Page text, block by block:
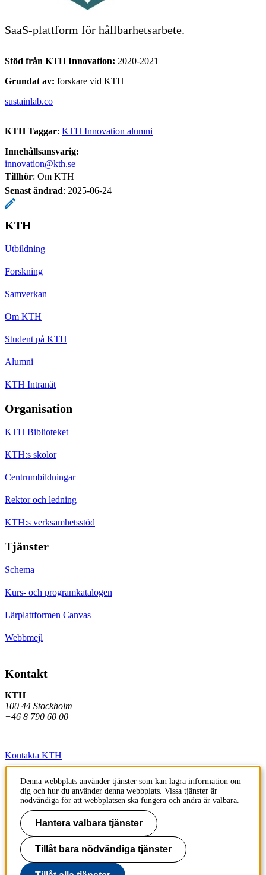
SaaS-plattform för hållbarhetsarbete.
Stöd från KTH Innovation: 2020-2021
Grundat av: forskare vid KTH
sustainlab.co
KTH Taggar: KTH Innovation alumni
Innehållsansvarig:
innovation@kth.se
Tillhör: Om KTH
Senast ändrad: 2025-06-24
KTH
Utbildning
Forskning
Samverkan
Om KTH
Student på KTH
Alumni
KTH Intranät
Organisation
KTH Biblioteket
KTH:s skolor
Centrumbildningar
Rektor och ledning
KTH:s verksamhetsstöd
Tjänster
Schema
Kurs- och programkatalogen
Lärplattformen Canvas
Webbmejl
Kontakt
KTH
100 44 Stockholm
+46 8 790 60 00
Kontakta KTH
Jobba på KTH
Press och media
Faktura och betalning KTH
Om KTH:s webbplatser
Tillgänglighetsredogörelse
Denna webbplats använder tjänster som kan lagra information om
dig och hur du använder denna webbplats. Vissa tjänster är
nödvändiga för att webbplatsen ska fungera och andra är valbara.
Hantera valbara tjänster
Tillåt bara nödvändiga tjänster